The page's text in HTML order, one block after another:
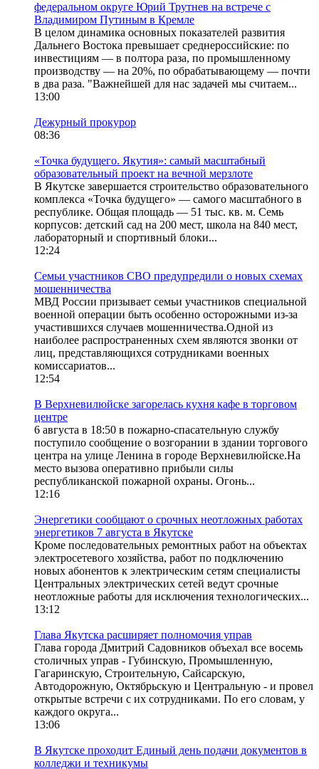
федеральном округе Юрий Трутнев на встрече с
Владимиром Путиным в Кремле
В целом динамика основных показателей развития
Дальнего Востока превышает среднероссийские: по
инвестициям — в полтора раза, по промышленному
производству — на 20%, по обрабатывающему — почти
в два раза. "Важнейшей для нас задачей мы считаем...
13:00
Дежурный прокурор
08:36
«Точка будущего. Якутия»: самый масштабный
образовательный проект на вечной мерзлоте
В Якутске завершается строительство образовательного
комплекса «Точка будущего» — самого масштабного в
республике. Общая площадь — 51 тыс. кв. м. Семь
корпусов: детский сад на 200 мест, школа на 840 мест,
лабораторный и спортивный блоки...
12:24
Семьи участников СВО предупредили о новых схемах
мошенничества
МВД России призывает семьи участников специальной
военной операции быть особенно осторожными из-за
участившихся случаев мошенничества.Одной из
наиболее распространенных схем являются звонки от
лиц, представляющихся сотрудниками военных
комиссариатов...
12:54
В Верхневилюйске загорелась кухня кафе в торговом
центре
6 августа в 18:50 в пожарно-спасательную службу
поступило сообщение о возгорании в здании торгового
центра на улице Ленина в городе Верхневилюйске.На
место вызова оперативно прибыли силы
республиканской пожарной охраны. Огонь...
12:16
Энергетики сообщают о срочных неотложных работах
энергетиков 7 августа в Якутске
Кроме последовательных ремонтных работ на объектах
электросетевого хозяйства, работ по подключению
новых абонентов к электрическим сетям специалисты
Центральных электрических сетей ведут срочные
неотложные работы для исключения технологических...
13:12
Глава Якутска расширяет полномочия управ
Глава города Дмитрий Садовников объехал все восемь
столичных управ - Губинскую, Промышленную,
Гагаринскую, Строительную, Сайсарскую,
Автодорожную, Октябрьскую и Центральную - и провел
открытые встречи с их сотрудниками. По его словам, у
каждого округа...
13:06
В Якутске проходит Единый день подачи документов в
колледжи и техникумы